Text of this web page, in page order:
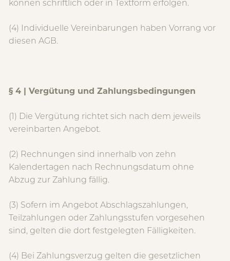
können schriftlich oder in Textform erfolgen.
(4) Individuelle Vereinbarungen haben Vorrang vor
diesen AGB.
§ 4 | Vergütung und Zahlungsbedingungen
(1) Die Vergütung richtet sich nach dem jeweils
vereinbarten Angebot.
(2) Rechnungen sind innerhalb von zehn
Kalendertagen nach Rechnungsdatum ohne
Abzug zur Zahlung fällig.
(3) Sofern im Angebot Abschlagszahlungen,
Teilzahlungen oder Zahlungsstufen vorgesehen
sind, gelten die dort festgelegten Fälligkeiten.
(4) Bei Zahlungsverzug gelten die gesetzlichen